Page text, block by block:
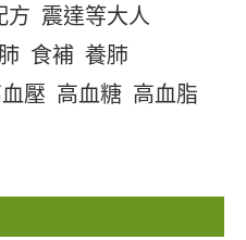
方 震達等大人
食補 養肺
壓 高血糖 高血脂